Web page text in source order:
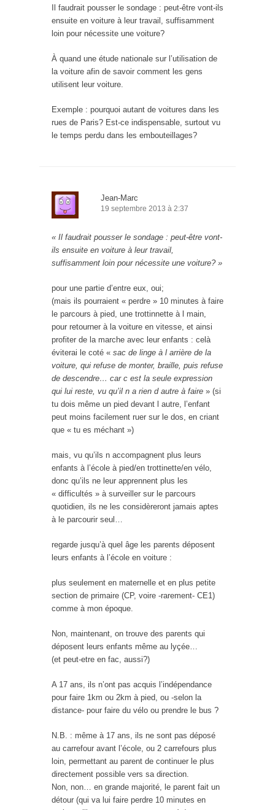
Il faudrait pousser le sondage : peut-être vont-ils
ensuite en voiture à leur travail, suffisamment
loin pour nécessite une voiture?
À quand une étude nationale sur l’utilisation de
la voiture afin de savoir comment les gens
utilisent leur voiture.
Exemple : pourquoi autant de voitures dans les
rues de Paris? Est-ce indispensable, surtout vu
le temps perdu dans les embouteillages?
Jean-Marc
19 septembre 2013 à 2:37
« Il faudrait pousser le sondage : peut-être vont-
ils ensuite en voiture à leur travail,
suffisamment loin pour nécessite une voiture? »
pour une partie d’entre eux, oui;
(mais ils pourraient « perdre » 10 minutes à faire
le parcours à pied, une trottinnette à l main,
pour retourner à la voiture en vitesse, et ainsi
profiter de la marche avec leur enfants : celà
éviterai le coté « sac de linge à l arrière de la
voiture, qui refuse de monter, braille, puis refuse
de descendre… car c est la seule expression
qui lui reste, vu qu’il n a rien d autre à faire » (si
tu dois même un pied devant l autre, l’enfant
peut moins facilement ruer sur le dos, en criant
que « tu es méchant »)
mais, vu qu’ils n accompagnent plus leurs
enfants à l’école à pied/en trottinette/en vélo,
donc qu’ils ne leur apprennent plus les
« difficultés » à surveiller sur le parcours
quotidien, ils ne les considèreront jamais aptes
à le parcourir seul…
regarde jusqu’à quel âge les parents déposent
leurs enfants à l’école en voiture :
plus seulement en maternelle et en plus petite
section de primaire (CP, voire -rarement- CE1)
comme à mon époque.
Non, maintenant, on trouve des parents qui
déposent leurs enfants même au lyçée…
(et peut-etre en fac, aussi?)
A 17 ans, ils n’ont pas acquis l’indépendance
pour faire 1km ou 2km à pied, ou -selon la
distance- pour faire du vélo ou prendre le bus ?
N.B. : même à 17 ans, ils ne sont pas déposé
au carrefour avant l’école, ou 2 carrefours plus
loin, permettant au parent de continuer le plus
directement possible vers sa direction.
Non, non… en grande majorité, le parent fait un
détour (qui va lui faire perdre 10 minutes en